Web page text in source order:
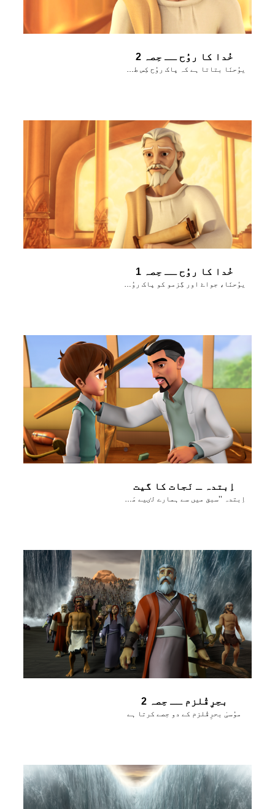
خُدا کا روُح ــ حِصہ 2
یوُحنَا بتاتا ہے کہ پاک روُح کِس طرح ہر جگہ موُجوُد ہے اور رہنُماٸی کرتا اور مُشوَرت دیتا ہے
خُدا کا روُح ــ حِصہ 1
یوُحنَا، جواۓ اور گِزمو کو پاک روُح کے بارے میں بتاتا ہے
اِبتدہ ـ نَجات کا گیت
اِبتدہ ’’سبق میں سے ہمارے لٸیے مَسیح کی مُحبت کے پیغام کے مناظِر‘‘
بحِرِقُلزم ــ حِصہ 2
موُسیٰ بحرِقُلزم کے دو حِصے کرتا ہے